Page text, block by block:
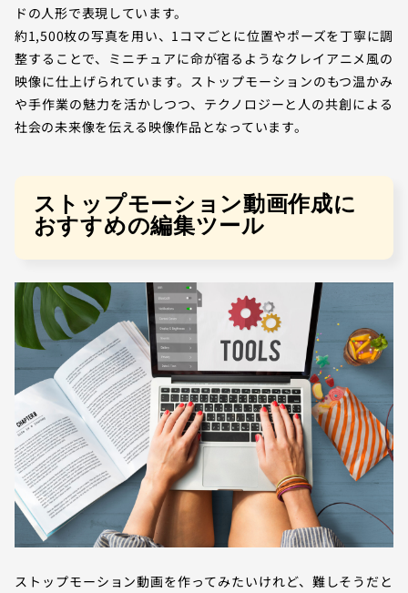
ドの人形で表現しています。
約1,500枚の写真を用い、1コマごとに位置やポーズを丁寧に調
整することで、ミニチュアに命が宿るようなクレイアニメ風の
映像に仕上げられています。ストップモーションのもつ温かみ
や手作業の魅力を活かしつつ、テクノロジーと人の共創による
社会の未来像を伝える映像作品となっています。
ストップモーション動画作成に
おすすめの編集ツール
ストップモーション動画を作ってみたいけれど、難しそうだと